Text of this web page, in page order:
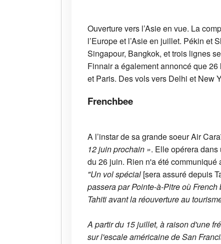
Ouverture vers l’Asie en vue. La
l’Europe et l’Asie en juillet. Pékin
Singapour, Bangkok, et trois lignes
Finnair a également annoncé que
et Paris. Des vols vers Delhi et New
Frenchbee
A l’instar de sa grande soeur Air
12 juin prochain ». Elle opérera
du 26 juin. Rien n'a été communiqué
"Un vol spécial [sera assuré depuis
passera par Pointe-à-Pitre où
Tahiti avant la réouverture au
A partir du 15 juillet, à raison d'une
sur l'escale américaine de San